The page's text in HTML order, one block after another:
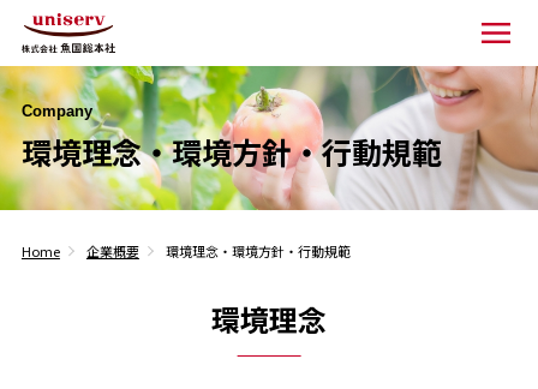
Company
環境理念・環境方針・行動規範
Home 企業概要 環境理念・環境方針・行動規範
環境理念